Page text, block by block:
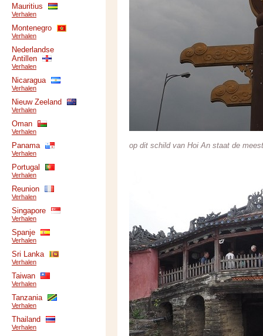
op dit schild van Hoi An staat de
Mauritius
Verhalen
Montenegro
Verhalen
Nederlandse
Antillen
Verhalen
Nicaragua
Verhalen
Nieuw Zeeland
Verhalen
Oman
Verhalen
Panama
Verhalen
Portugal
Verhalen
Reunion
Verhalen
Singapore
Verhalen
Spanje
Verhalen
Sri Lanka
Verhalen
Taiwan
Verhalen
Tanzania
Verhalen
Thailand
Verhalen